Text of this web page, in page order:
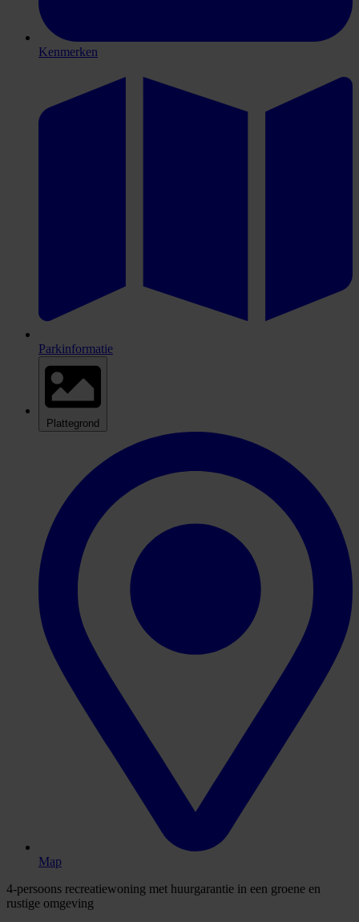
Kenmerken
Parkinformatie
Plattegrond
Map
4-persoons recreatiewoning met huurgarantie in een groene en
rustige omgeving